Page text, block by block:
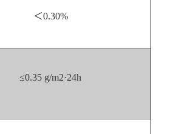
＜0.30%
≤0.35 g/m2·24h